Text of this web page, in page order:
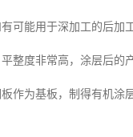
可能用于深加工的后
整度非常高，涂层后
作为基板，制得有机涂